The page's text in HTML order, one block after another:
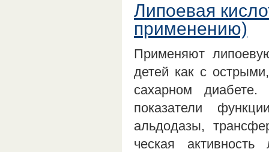
Липоевая
применению)
Применяют
детей как с
сахарном
показатели
альдодазы,
ческая